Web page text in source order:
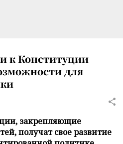
к Конституции
для
закрепляющие
получат свое развитие